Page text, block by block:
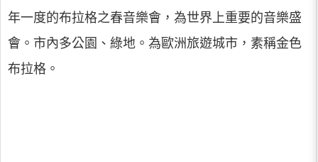
年一度的布拉格之春音樂會，為世界上重要的音樂盛
會。市內多公園、綠地。為歐洲旅遊城市，素稱金色
布拉格。